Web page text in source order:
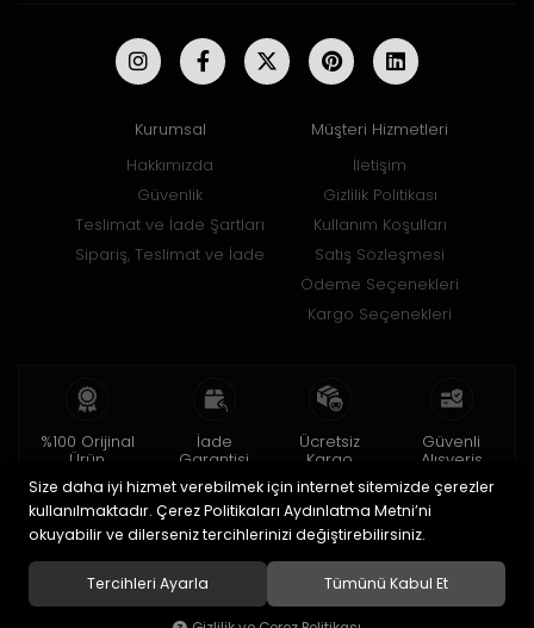
Kurumsal
Hakkımızda
Güvenlik
Teslimat ve İade Şartları
Sipariş, Teslimat ve İade
Müşteri Hizmetleri
İletişim
Gizlilik Politikası
Kullanım Koşulları
Satış Sözleşmesi
Ödeme Seçenekleri
Kargo Seçenekleri
%100 Orijinal
Ürün
2 yıl garanti
İade
Garantisi
15 gün içinde
iade
Ücretsiz
Kargo
150 TL ve üzeri
Güvenli
Alışveriş
256bit SSL ile
Size daha iyi hizmet verebilmek için internet sitemizde çerezler
kullanılmaktadır. Çerez Politikaları Aydınlatma Metni’ni
okuyabilir ve dilerseniz tercihlerinizi değiştirebilirsiniz.
Tercihleri Ayarla Tümünü Kabul Et